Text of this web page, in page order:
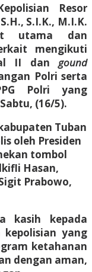
Resor
S.I.K., M.I.K.
utama dan
mengikuti
II dan gound
Polri serta
Polri yang
(16/5).
Tuban
oleh Presiden
tombol
Hasan,
Prabowo,
kasih kepada
yang
ketahanan
dengan aman,